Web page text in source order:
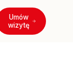
Umów
wizytę